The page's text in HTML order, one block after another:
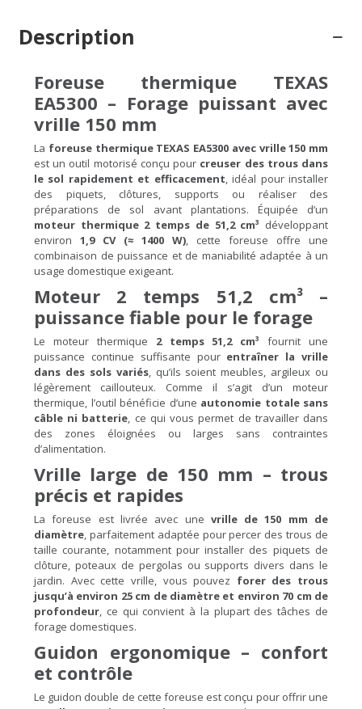
Description
Foreuse thermique TEXAS
EA5300 – Forage puissant avec
vrille 150 mm
La foreuse thermique TEXAS EA5300 avec vrille 150 mm
est un outil motorisé conçu pour creuser des trous dans
le sol rapidement et efficacement, idéal pour installer
des piquets, clôtures, supports ou réaliser des
préparations de sol avant plantations. Équipée d’un
moteur thermique 2 temps de 51,2 cm³ développant
environ 1,9 CV (≈ 1400 W), cette foreuse offre une
combinaison de puissance et de maniabilité adaptée à un
usage domestique exigeant.
Moteur 2 temps 51,2 cm³ –
puissance fiable pour le forage
Le moteur thermique 2 temps 51,2 cm³ fournit une
puissance continue suffisante pour entraîner la vrille
dans des sols variés, qu’ils soient meubles, argileux ou
légèrement caillouteux. Comme il s’agit d’un moteur
thermique, l’outil bénéficie d’une autonomie totale sans
câble ni batterie, ce qui vous permet de travailler dans
des zones éloignées ou larges sans contraintes
d’alimentation.
Vrille large de 150 mm – trous
précis et rapides
La foreuse est livrée avec une vrille de 150 mm de
diamètre, parfaitement adaptée pour percer des trous de
taille courante, notamment pour installer des piquets de
clôture, poteaux de pergolas ou supports divers dans le
jardin. Avec cette vrille, vous pouvez forer des trous
jusqu’à environ 25 cm de diamètre et environ 70 cm de
profondeur, ce qui convient à la plupart des tâches de
forage domestiques.
Guidon ergonomique – confort
et contrôle
Le guidon double de cette foreuse est conçu pour offrir une